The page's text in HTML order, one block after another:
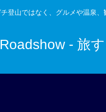
チ登山ではなく、グルメや温泉
- 旅